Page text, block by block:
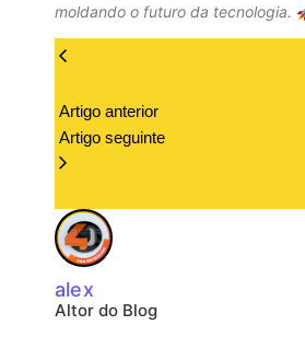
moldando o futuro da tecnologia.
Artigo anterior
Artigo seguinte
alex
Altor do Blog